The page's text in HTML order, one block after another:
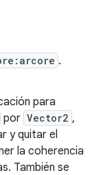
.
para
por Vector2 ,
y quitar el
la coherencia
También se